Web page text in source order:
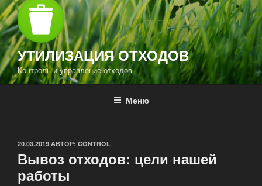
УТИЛИЗАЦИЯ ОТХОДОВ
Контроль и управление отходов
Меню
ОПУБЛИКОВАНО
20.03.2019 АВТОР: CONTROL
Вывоз отходов: цели нашей
работы